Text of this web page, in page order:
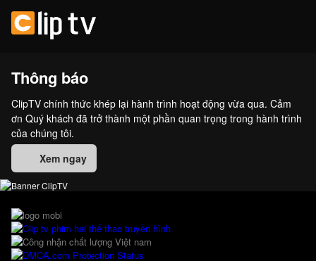
Thông báo
ClipTV chính thức khép lại hành trình hoạt động vừa qua. Cảm
ơn Quý khách đã trở thành một phần quan trọng trong hành trình
của chúng tôi.
Xem ngay